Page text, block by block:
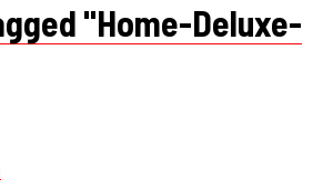
"Home-Deluxe-